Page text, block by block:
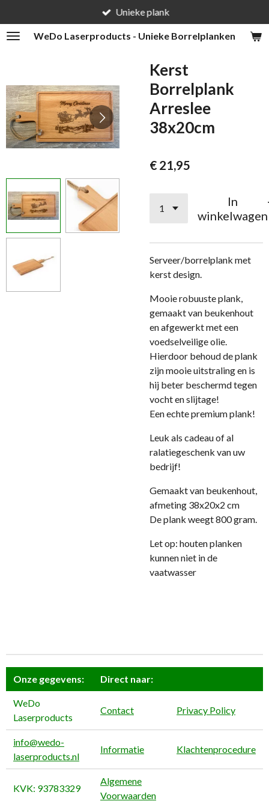
direct
naar
WeDo Laserproducts - Unieke Borrelplanken
Unieke plank
Kerst
Borrelplank
Arreslee
38x20cm
€ 21,95
In
winkelwagen
Serveer/borrelplank met
kerst design.
Mooie robuuste plank,
gemaakt van beukenhout
en afgewerkt met een
voedselveilige olie.
Hierdoor behoud de plank
zijn mooie uitstraling en is
hij beter beschermd tegen
vocht en slijtage!
Een echte premium plank!
Leuk als cadeau of al
ralatiegeschenk van uw
bedrijf!
Gemaakt van beukenhout,
afmeting 38x20x2 cm
De plank weegt 800 gram.
Let op: houten planken
kunnen niet in de
vaatwasser
Onze gegevens: Direct naar:
WeDo
Laserproducts
Contact Privacy Policy
info@wedo-
laserproducts.nl
Informatie Klachtenprocedure
KVK: 93783329
Algemene
Voorwaarden